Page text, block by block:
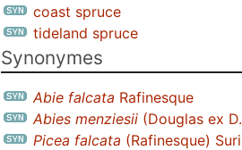
coast spruce
tideland spruce
Synonymes
Abie falcata Rafinesque
Abies menziesii (Douglas ex
Picea falcata (Rafinesque)